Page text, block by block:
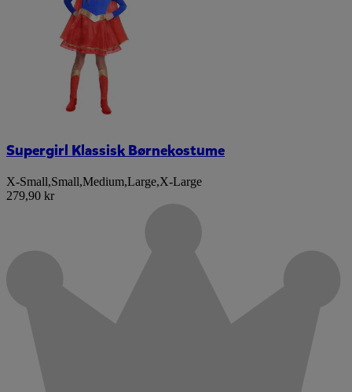
Supergirl Klassisk Børnekostume
X-Small,Small,Medium,Large,X-Large
279,90 kr